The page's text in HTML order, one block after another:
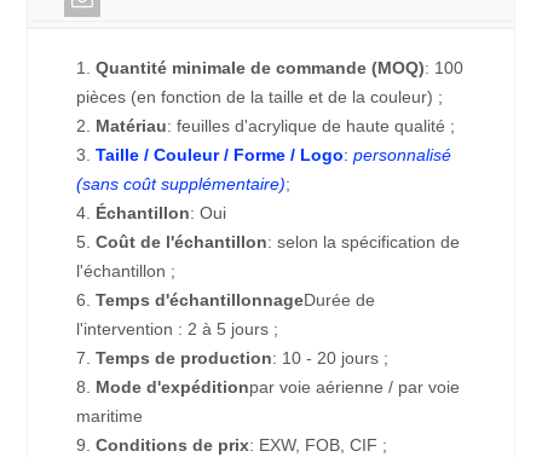
1.Quantité minimale de commande (MOQ): 100
pièces (en fonction de la taille et de la couleur) ;
2. Matériau: feuilles d'acrylique de haute qualité ;
3.Taille / Couleur / Forme / Logo:personnalisé
(sans coût supplémentaire);
4. Échantillon: Oui
5.Coût de l'échantillon: selon la spécification de
l'échantillon ;
6.Temps d'échantillonnageDurée de
l'intervention : 2 à 5 jours ;
7.Temps de production: 10 - 20 jours ;
8. Mode d'expéditionpar voie aérienne / par voie
maritime
9.Conditions de prix: EXW, FOB, CIF ;